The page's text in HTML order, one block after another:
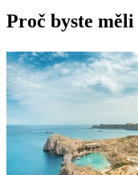
Proč byste